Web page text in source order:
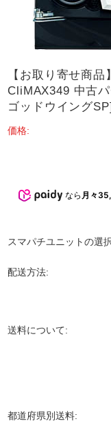
【お取り寄せ商
CliMAX349 中古
ゴッドウイング
価格:
なら 月々
スマパチユニットの選
配送方法:
送料について:
都道府県別送料: